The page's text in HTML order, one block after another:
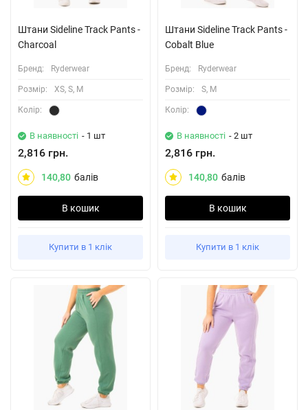
Штани Sideline Track Pants -
Charcoal
Бренд: Ryderwear
Розмiр: XS, S, M
Колiр:
В наявності - 1 шт
2,816 грн.
140,80 балів
В кошик
Купити в 1 клік
Штани Sideline Track Pants -
Cobalt Blue
Бренд: Ryderwear
Розмiр: S, M
Колiр:
В наявності - 2 шт
2,816 грн.
140,80 балів
В кошик
Купити в 1 клік